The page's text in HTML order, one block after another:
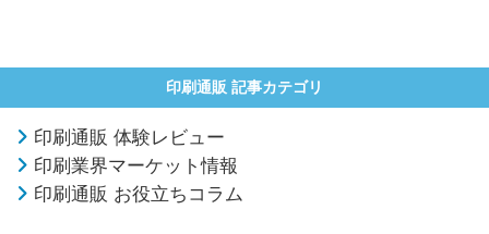
印刷通販 記事カテゴリ
印刷通販 体験レビュー
印刷業界マーケット情報
印刷通販 お役立ちコラム